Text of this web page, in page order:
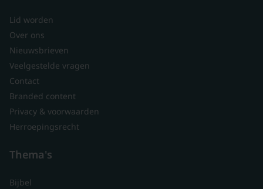
Lid worden
Over ons
Nieuwsbrieven
Veelgestelde vragen
Contact
Branded content
Privacy & voorwaarden
Herroepingsrecht
Thema's
Bijbel